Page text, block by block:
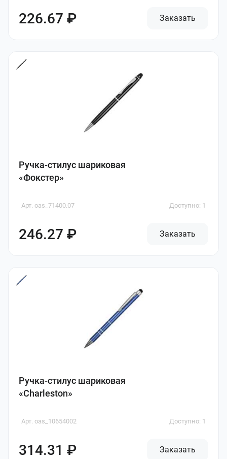
226.67 ₽ Заказать
Ручка-стилус шариковая
«Фокстер»
Арт. oas_71400.07 Доступно: 1
246.27 ₽ Заказать
Ручка-стилус шариковая
«Charleston»
Арт. oas_10654002 Доступно: 1
314.31 ₽ Заказать